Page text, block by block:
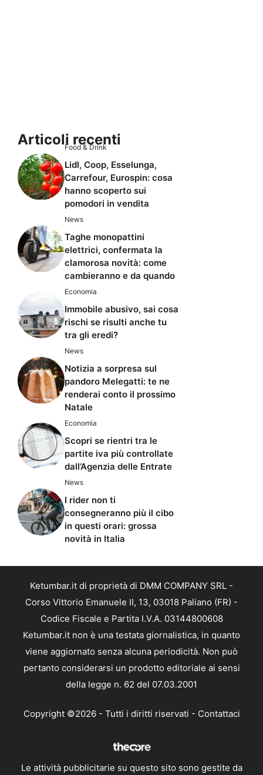
Articoli recenti
Food & Drink
Lidl, Coop, Esselunga,
Carrefour, Eurospin: cosa
hanno scoperto sui
pomodori in vendita
News
Taghe monopattini
elettrici, confermata la
clamorosa novità: come
cambieranno e da quando
Economia
Immobile abusivo, sai cosa
rischi se risulti anche tu
tra gli eredi?
News
Notizia a sorpresa sul
pandoro Melegatti: te ne
renderai conto il prossimo
Natale
Economia
Scopri se rientri tra le
partite iva più controllate
dall’Agenzia delle Entrate
News
I rider non ti
consegneranno più il cibo
in questi orari: grossa
novità in Italia
Ketumbar.it di proprietà di DMM COMPANY SRL -
Corso Vittorio Emanuele II, 13, 03018 Paliano (FR) -
Codice Fiscale e Partita I.V.A. 03144800608
Ketumbar.it non è una testata giornalistica, in quanto
viene aggiornato senza alcuna periodicità. Non può
pertanto considerarsi un prodotto editoriale ai sensi
della legge n. 62 del 07.03.2001
Copyright ©2026 - Tutti i diritti riservati - Contattaci
Le attività pubblicitarie su questo sito sono gestite da